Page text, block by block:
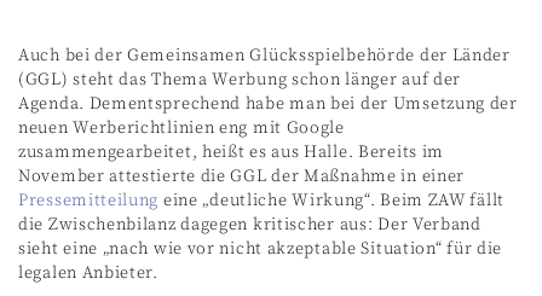
Auch bei der Gemeinsamen Glücksspielbehörde der Länder
(GGL) steht das Thema Werbung schon länger auf der
Agenda. Dementsprechend habe man bei der Umsetzung der
neuen Werberichtlinien eng mit Google
zusammengearbeitet, heißt es aus Halle. Bereits im
November attestierte die GGL der Maßnahme in einer
Pressemitteilung eine „deutliche Wirkung“. Beim ZAW fällt
die Zwischenbilanz dagegen kritischer aus: Der Verband
sieht eine „nach wie vor nicht akzeptable Situation“ für die
legalen Anbieter.